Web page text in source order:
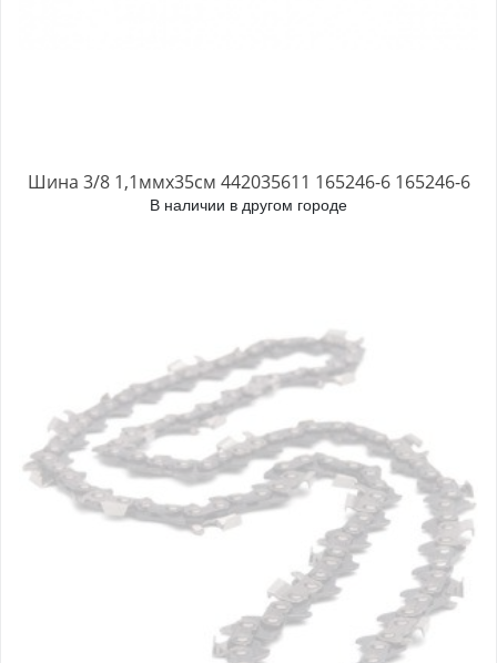
Шина 3/8 1,1ммх35см 442035611 165246-6 165246-6
В наличии в другом городе